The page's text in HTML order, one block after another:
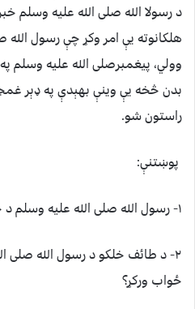
د رسولا الله صلی الله عليه وسلم
هلکانوته يې امر وکړ چې رسول الله
وولي، پيغمبرصلی الله عليه
بدن څخه يې وينې بهېدې په ډېر
راستون شو.
پوښتنې:
۱- رسول الله صلی الله عليه وسلم د څه له پاره طائف ته تللی و؟
۲- د طائف خلکو د رسول الله صلی
ځواب ورکړ؟